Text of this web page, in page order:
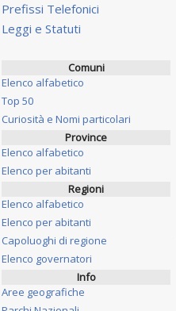
Prefissi Telefonici
Leggi e Statuti
Comuni
Elenco alfabetico
Top 50
Curiosità e Nomi particolari
Province
Elenco alfabetico
Elenco per abitanti
Regioni
Elenco alfabetico
Elenco per abitanti
Capoluoghi di regione
Elenco governatori
Info
Aree geografiche